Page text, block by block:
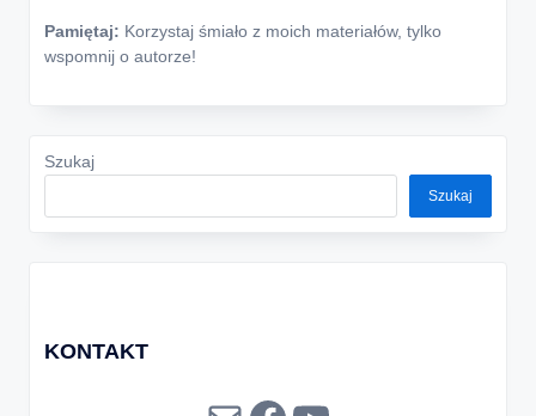
Pamiętaj: Korzystaj śmiało z moich materiałów, tylko
wspomnij o autorze!
Szukaj
Szukaj
KONTAKT